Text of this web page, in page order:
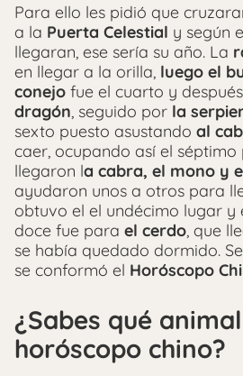
Para ello les pidió que
a la Puerta Celestial y según
llegaran, ese sería su año. La
en llegar a la orilla, luego el
conejo fue el cuarto y
dragón, seguido por la
sexto puesto asustando al
caer, ocupando así el séptimo
llegaron la cabra, el mono y
ayudaron unos a otros para
obtuvo el el undécimo lugar y
doce fue para el cerdo, que
se había quedado dormido.
se conformó el Horóscopo
¿Sabes qué
horóscopo chino?